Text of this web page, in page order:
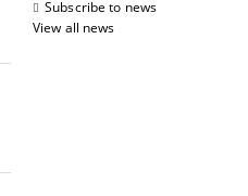
Subscribe to news
View all news